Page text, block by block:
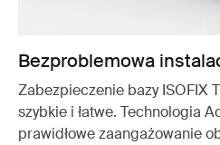
Bezproblemowa
Zabezpieczenie bazy ISOFIX
szybkie i łatwe. Technologia
prawidłowe zaangażowanie